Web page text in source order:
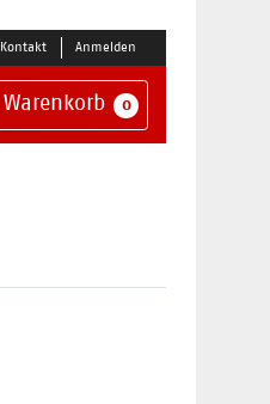
Kontakt Anmelden
Warenkorb 0